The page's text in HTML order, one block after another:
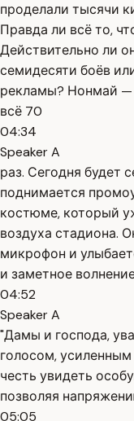
проделали тысячи
Правда ли всё то,
Действительно ли
семидесяти боёв
рекламы? Нонмай —
всё 70
04:34
Speaker A
раз. Сегодня будет
поднимается
костюме, который
воздуха стадиона.
микрофон и
и заметное
04:52
Speaker A
"Дамы и господа,
голосом,
честь увидеть
позволяя
05:05